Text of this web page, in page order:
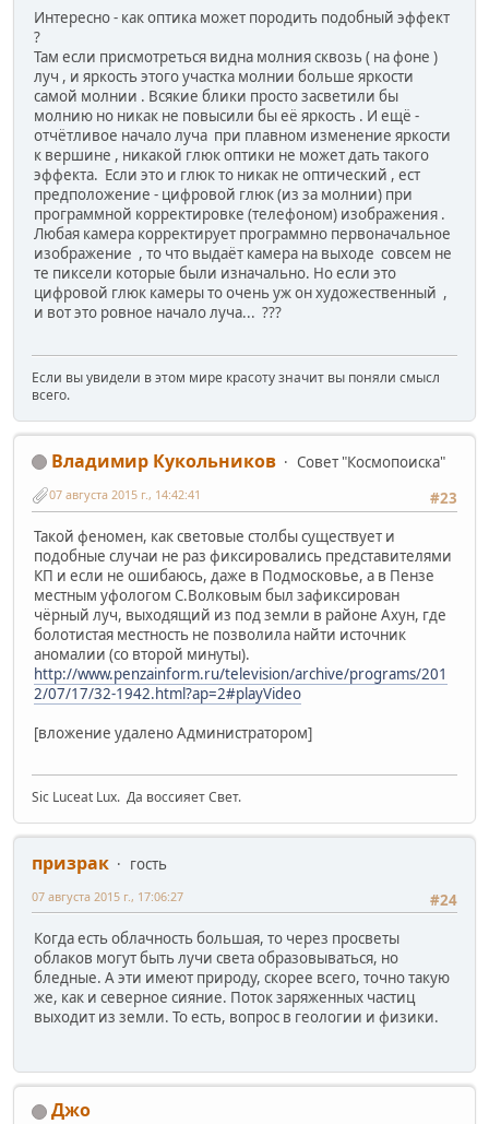
Интересно - как оптика может породить подобный эффект
?
Там если присмотреться видна молния сквозь ( на фоне )
луч , и яркость этого участка молнии больше яркости
самой молнии . Всякие блики просто засветили бы
молнию но никак не повысили бы её яркость . И ещё -
отчётливое начало луча при плавном изменение яркости
к вершине , никакой глюк оптики не может дать такого
эффекта. Если это и глюк то никак не оптический , ест
предположение - цифровой глюк (из за молнии) при
программной корректировке (телефоном) изображения .
Любая камера корректирует программно первоначальное
изображение , то что выдаёт камера на выходе совсем не
те пиксели которые были изначально. Но если это
цифровой глюк камеры то очень уж он художественный ,
и вот это ровное начало луча... ???
Если вы увидели в этом мире красоту значит вы поняли смысл
всего.
Владимир Кукольников
Совет "Космопоиска"
#23
07 августа 2015 г., 14:42:41
Такой феномен, как световые столбы существует и
подобные случаи не раз фиксировались представителями
КП и если не ошибаюсь, даже в Подмосковье, а в Пензе
местным уфологом С.Волковым был зафиксирован
чёрный луч, выходящий из под земли в районе Ахун, где
болотистая местность не позволила найти источник
аномалии (со второй минуты).
http://www.penzainform.ru/television/archive/programs/201
2/07/17/32-1942.html?ap=2#playVideo
[вложение удалено Администратором]
Sic Luceat Lux. Да воссияет Свет.
призрак
гость
#24
07 августа 2015 г., 17:06:27
Когда есть облачность большая, то через просветы
облаков могут быть лучи света образовываться, но
бледные. А эти имеют природу, скорее всего, точно такую
же, как и северное сияние. Поток заряженных частиц
выходит из земли. То есть, вопрос в геологии и физики.
Джо